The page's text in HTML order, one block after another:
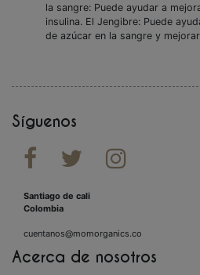
la sangre: Puede ayudar a
insulina. El Jengibre: Puede
de azúcar en la sangre y
Síguenos
  
Santiago de cali
Colombia
cuentanos@momorganics.co
Acerca de nosotros